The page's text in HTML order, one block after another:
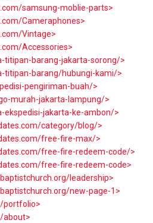
samsung-moblie-parts>
Cameraphones>
Vintage>
Accessories>
titipan-barang-jakarta-sorong/>
titipan-barang/hubungi-kami/>
pengiriman-buah/>
murah-jakarta-lampung/>
ekspedisi-jakarta-ke-ambon/>
category/blog/>
free-fire-max/>
free-fire-redeem-code/>
free-fire-redeem-code>
leadership>
new-page-1>
portfolio>
about>